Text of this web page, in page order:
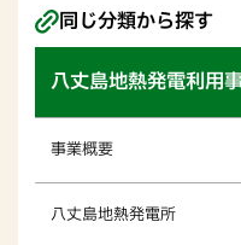
同じ分類から探す
八丈島地熱発電利用
事業概要
八丈島地熱発電所